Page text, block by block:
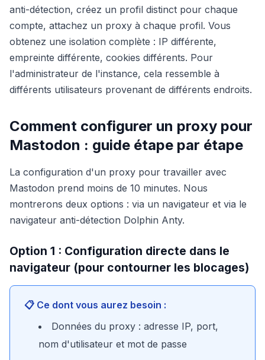
anti-détection, créez un profil distinct pour chaque
compte, attachez un proxy à chaque profil. Vous
obtenez une isolation complète : IP différente,
empreinte différente, cookies différents. Pour
l'administrateur de l'instance, cela ressemble à
différents utilisateurs provenant de différents endroits.
Comment configurer un proxy pour
Mastodon : guide étape par étape
La configuration d'un proxy pour travailler avec
Mastodon prend moins de 10 minutes. Nous
montrerons deux options : via un navigateur et via le
navigateur anti-détection Dolphin Anty.
Option 1 : Configuration directe dans le
navigateur (pour contourner les blocages)
📋 Ce dont vous aurez besoin :
Données du proxy : adresse IP, port,
nom d'utilisateur et mot de passe